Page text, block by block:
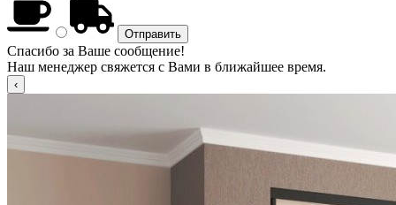
Спасибо за Ваше сообщение!
Наш менеджер свяжется с Вами в ближайшее время.